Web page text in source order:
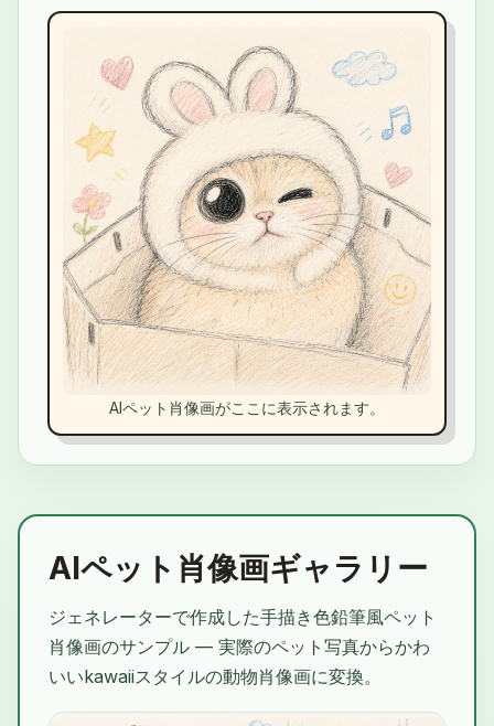
AIペット肖像画がここに表示されます。
AIペット肖像画ギャラリー
ジェネレーターで作成した手描き色鉛筆風ペット
肖像画のサンプル — 実際のペット写真からかわ
いいkawaiiスタイルの動物肖像画に変換。